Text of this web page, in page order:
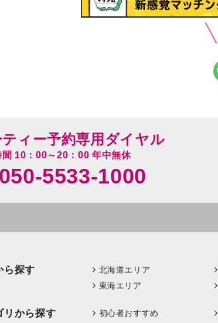
ィー予約専用ダイヤル
間 10：00～20：00 年中無休
050-5533-1000
ら探す 北海道エリア
東海エリア
リから探す 初心者おすすめ